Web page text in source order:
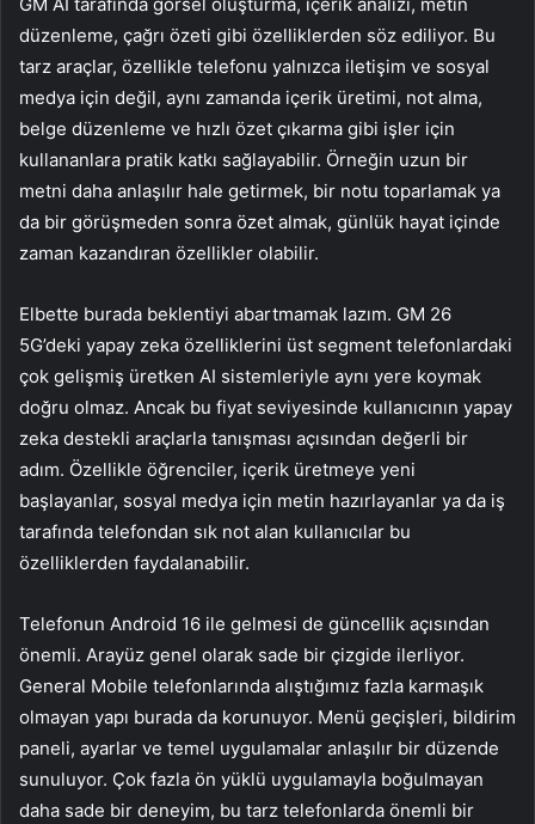
düzenleme, çağrı özeti gibi özelliklerden söz ediliyor. Bu
tarz araçlar, özellikle telefonu yalnızca iletişim ve sosyal
medya için değil, aynı zamanda içerik üretimi, not alma,
belge düzenleme ve hızlı özet çıkarma gibi işler için
kullananlara pratik katkı sağlayabilir. Örneğin uzun bir
metni daha anlaşılır hale getirmek, bir notu toparlamak ya
da bir görüşmeden sonra özet almak, günlük hayat içinde
zaman kazandıran özellikler olabilir.
Elbette burada beklentiyi abartmamak lazım. GM 26
5G’deki yapay zeka özelliklerini üst segment telefonlardaki
çok gelişmiş üretken AI sistemleriyle aynı yere koymak
doğru olmaz. Ancak bu fiyat seviyesinde kullanıcının yapay
zeka destekli araçlarla tanışması açısından değerli bir
adım. Özellikle öğrenciler, içerik üretmeye yeni
başlayanlar, sosyal medya için metin hazırlayanlar ya da iş
tarafında telefondan sık not alan kullanıcılar bu
özelliklerden faydalanabilir.
Telefonun Android 16 ile gelmesi de güncellik açısından
önemli. Arayüz genel olarak sade bir çizgide ilerliyor.
General Mobile telefonlarında alıştığımız fazla karmaşık
olmayan yapı burada da korunuyor. Menü geçişleri, bildirim
paneli, ayarlar ve temel uygulamalar anlaşılır bir düzende
sunuluyor. Çok fazla ön yüklü uygulamayla boğulmayan
daha sade bir deneyim, bu tarz telefonlarda önemli bir